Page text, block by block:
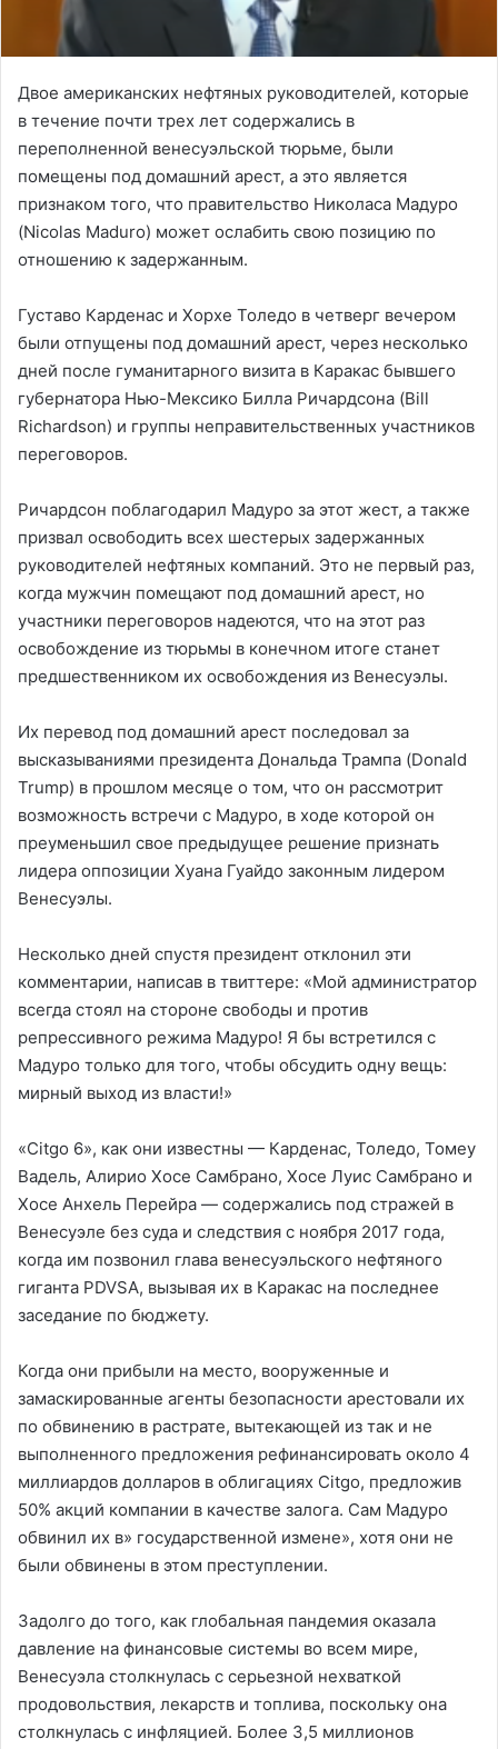
Двое американских нефтяных руководителей, которые
в течение почти трех лет содержались в
переполненной венесуэльской тюрьме, были
помещены под домашний арест, а это является
признаком того, что правительство Николаса Мадуро
(Nicolas Maduro) может ослабить свою позицию по
отношению к задержанным.
Густаво Карденас и Хорхе Толедо в четверг вечером
были отпущены под домашний арест, через несколько
дней после гуманитарного визита в Каракас бывшего
губернатора Нью-Мексико Билла Ричардсона (Bill
Richardson) и группы неправительственных участников
переговоров.
Ричардсон поблагодарил Мадуро за этот жест, а также
призвал освободить всех шестерых задержанных
руководителей нефтяных компаний. Это не первый раз,
когда мужчин помещают под домашний арест, но
участники переговоров надеются, что на этот раз
освобождение из тюрьмы в конечном итоге станет
предшественником их освобождения из Венесуэлы.
Их перевод под домашний арест последовал за
высказываниями президента Дональда Трампа (Donald
Trump) в прошлом месяце о том, что он рассмотрит
возможность встречи с Мадуро, в ходе которой он
преуменьшил свое предыдущее решение признать
лидера оппозиции Хуана Гуайдо законным лидером
Венесуэлы.
Несколько дней спустя президент отклонил эти
комментарии, написав в твиттере: «Мой администратор
всегда стоял на стороне свободы и против
репрессивного режима Мадуро! Я бы встретился с
Мадуро только для того, чтобы обсудить одну вещь:
мирный выход из власти!»
«Citgo 6», как они известны — Карденас, Толедо, Томеу
Вадель, Алирио Хосе Самбрано, Хосе Луис Самбрано и
Хосе Анхель Перейра — содержались под стражей в
Венесуэле без суда и следствия с ноября 2017 года,
когда им позвонил глава венесуэльского нефтяного
гиганта PDVSA, вызывая их в Каракас на последнее
заседание по бюджету.
Когда они прибыли на место, вооруженные и
замаскированные агенты безопасности арестовали их
по обвинению в растрате, вытекающей из так и не
выполненного предложения рефинансировать около 4
миллиардов долларов в облигациях Citgo, предложив
50% акций компании в качестве залога. Сам Мадуро
обвинил их в» государственной измене», хотя они не
были обвинены в этом преступлении.
Задолго до того, как глобальная пандемия оказала
давление на финансовые системы во всем мире,
Венесуэла столкнулась с серьезной нехваткой
продовольствия, лекарств и топлива, поскольку она
столкнулась с инфляцией. Более 3,5 миллионов